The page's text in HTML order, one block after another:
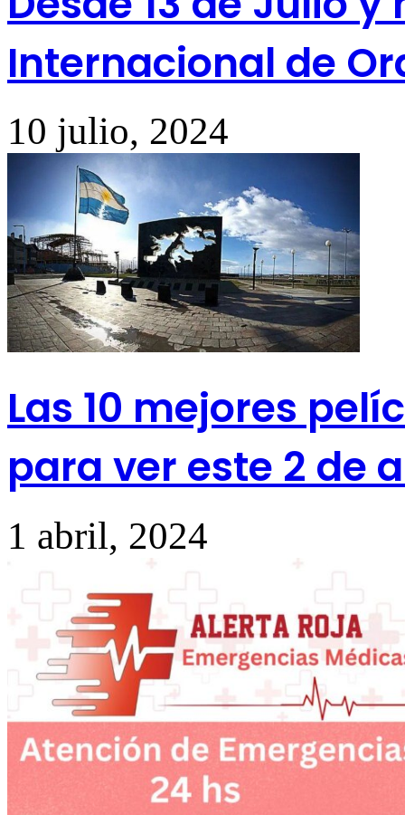
Internacional de
10 julio, 2024
Las 10 mejores
para ver este 2 de
1 abril, 2024